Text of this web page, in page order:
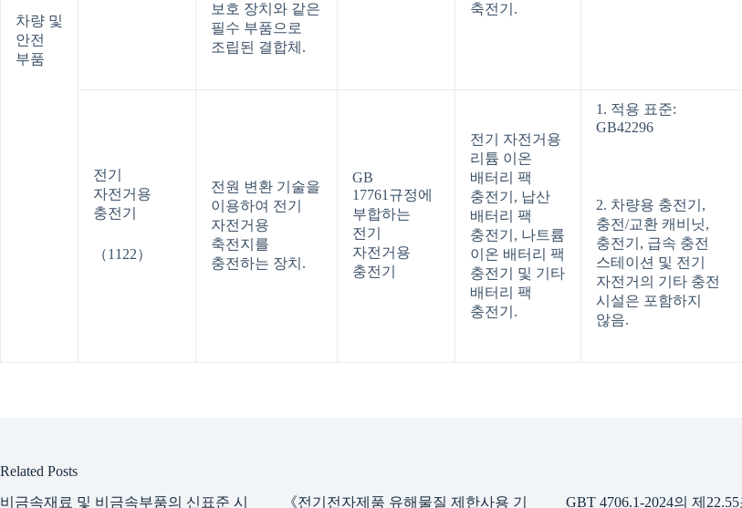
차량 및
안전
부품
보호 장치와 같은
필수 부품으로
조립된 결합체.
축전기.
전기
자전거용
충전기
（1122）
전원 변환 기술을
이용하여 전기
자전거용
축전지를
충전하는 장치.
GB
17761규정에
부합하는
전기
자전거용
충전기
전기 자전거용
리튬 이온
배터리 팩
충전기, 납산
배터리 팩
충전기, 나트륨
이온 배터리 팩
충전기 및 기타
배터리 팩
충전기.
1. 적용 표준:
GB42296
2. 차량용 충전기,
충전/교환 캐비닛,
충전기, 급속 충전
스테이션 및 전기
자전거의 기타 충전
시설은 포함하지
않음.
Related Posts
비금속재료 및 비금속부품의 신표준 시
《전기전자제품 유해물질 제한사용 기
GBT 4706.1-2024의 제